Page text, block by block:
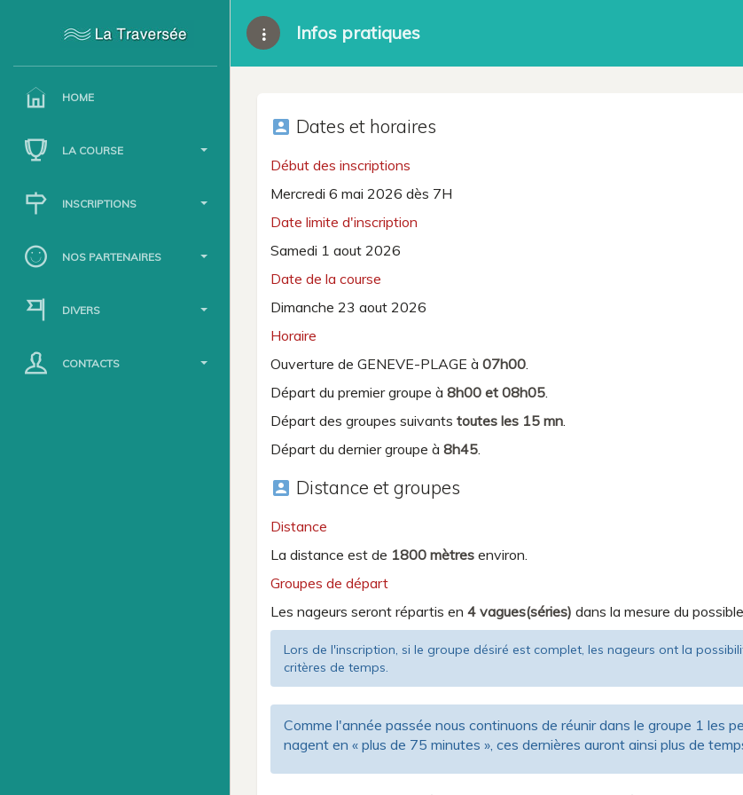
HOME
LA COURSE
INSCRIPTIONS
NOS PARTENAIRES
DIVERS
CONTACTS
Infos pratiques
account_box Dates et horaires
Début des inscriptions
Mercredi 6 mai 2026 dès 7H
Date limite d'inscription
Samedi 1 aout 2026
Date de la course
Dimanche 23 aout 2026
Horaire
Ouverture de GENEVE-PLAGE à 07h00.
Départ du premier groupe à 8h00 et 08h05.
Départ des groupes suivants toutes les 15 mn.
Départ du dernier groupe à 8h45.
account_box Distance et groupes
Distance
La distance est de 1800 mètres environ.
Groupes de départ
Les nageurs seront répartis en 4 vagues(séries) dans la mesure du
Lors de l'inscription, si le groupe désiré est complet, les nageurs ont la
critères de temps.
Comme l'année passée nous continuons de réunir dans le groupe 1 les
nagent en « plus de 75 minutes », ces dernières auront ainsi plus de